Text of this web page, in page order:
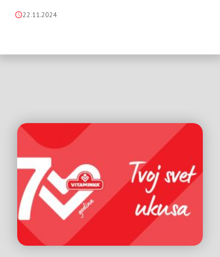
22.11.2024